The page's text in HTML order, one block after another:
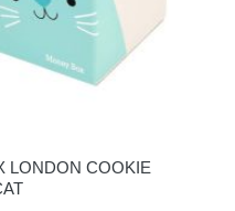
LONDON COOKIE